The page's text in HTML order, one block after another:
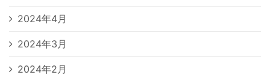
2024年4月
2024年3月
2024年2月